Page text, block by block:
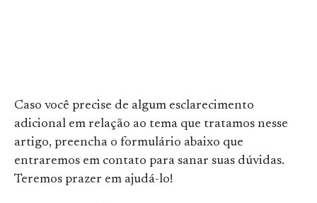
Caso você precise de algum esclarecimento
adicional em relação ao tema que tratamos nesse
artigo, preencha o formulário abaixo que
entraremos em contato para sanar suas dúvidas.
Teremos prazer em ajudá-lo!